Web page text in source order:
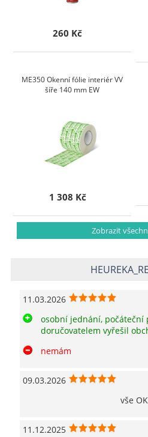
260 Kč
ME350 Okenní fólie interiér VV
šíře 140 mm EW
1 308 Kč
Zobrazit
11.03.2026
osobní jednání, počáteční
doručovatelem vyřešil
nemám
09.03.2026
vše OK
11.12.2025